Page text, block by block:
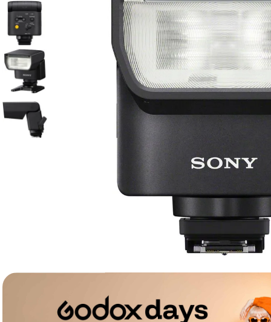
5. canon sx740 hs
6. lavaliera
7 card memorie
dji mic mini
dji osmo